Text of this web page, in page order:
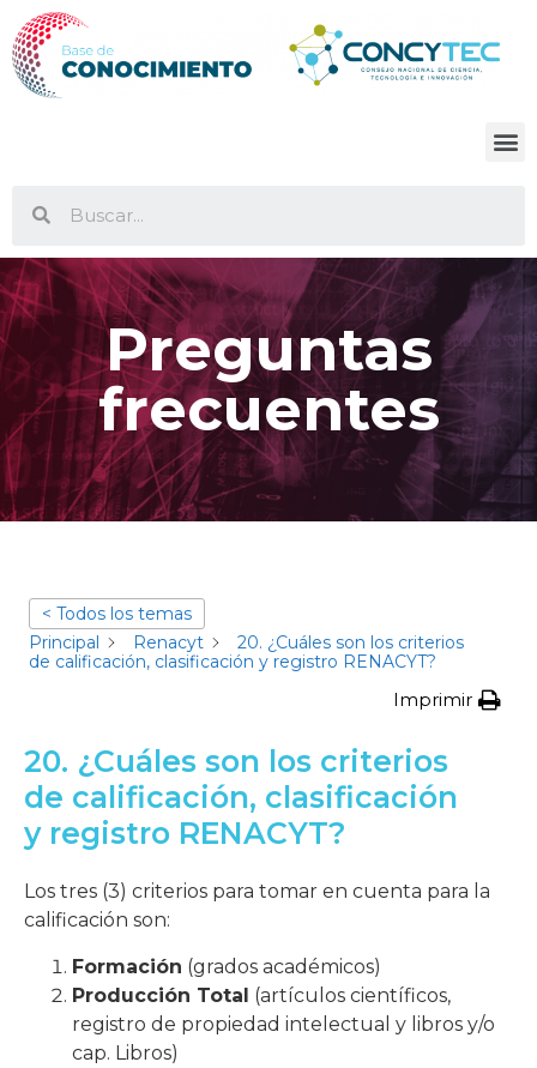
Preguntas
frecuentes
< Todos los temas
Principal
Renacyt
20. ¿Cuáles son los criterios
de calificación, clasificación y registro RENACYT?
Imprimir
20. ¿Cuáles son los criterios
de calificación, clasificación
y registro RENACYT?
Los tres (3) criterios para tomar en cuenta para la
calificación son:
Formación (grados académicos)
Producción Total (artículos científicos,
registro de propiedad intelectual y libros y/o
cap. Libros)